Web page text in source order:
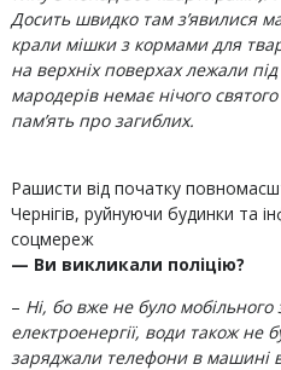
Досить швидко там з’явилися
крали мішки з кормами для
на верхніх поверхах лежали
мародерів немає нічого
пам’ять про загиблих.
Рашисти від початку
Чернігів, руйнуючи будинки та
соцмереж
— Ви викликали поліцію?
– Ні, бо вже не було мобільного
електроенергії, води також не
заряджали телефони в машині